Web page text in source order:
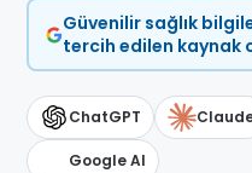
Güvenilir sağlık
tercih edilen kaynak
ChatGPT
Google AI